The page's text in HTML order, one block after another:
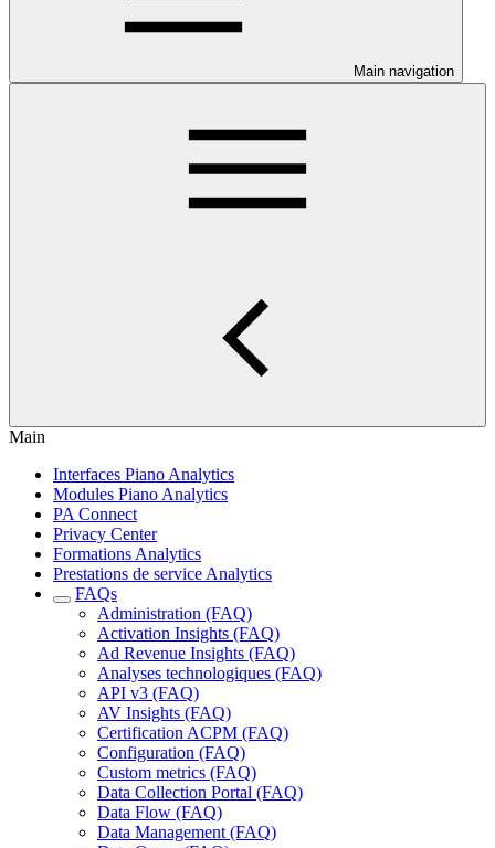
Main navigation
Main
Interfaces Piano Analytics
Modules Piano Analytics
PA Connect
Privacy Center
Formations Analytics
Prestations de service Analytics
FAQs
Administration (FAQ)
Activation Insights (FAQ)
Ad Revenue Insights (FAQ)
Analyses technologiques (FAQ)
API v3 (FAQ)
AV Insights (FAQ)
Certification ACPM (FAQ)
Configuration (FAQ)
Custom metrics (FAQ)
Data Collection Portal (FAQ)
Data Flow (FAQ)
Data Management (FAQ)